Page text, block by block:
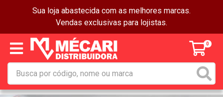
Sua loja abastecida com as melhores marcas.
Vendas exclusivas para lojistas.
0